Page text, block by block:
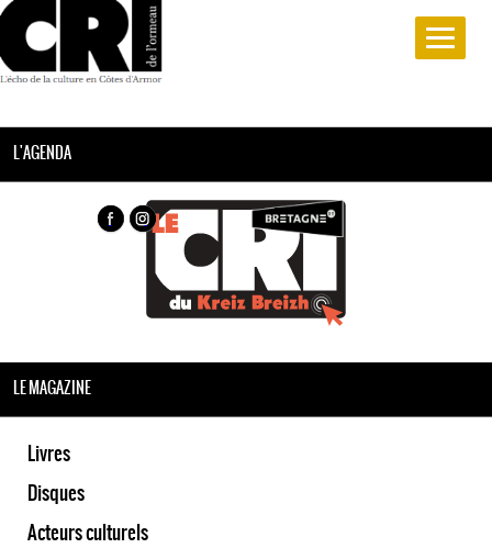
L'AGENDA
LE MAGAZINE
Livres
Disques
Acteurs culturels